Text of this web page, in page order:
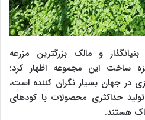
و مالک بزرگترین مزرعه
ساخت این مجموعه اظهار کرد:
در جهان بسیار نگران کننده است،
حداکثری محصولات با کودهای
هستند.